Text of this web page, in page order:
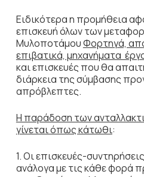
Ειδικότερα η προμήθεια
επισκευή όλων των
ΜυλοποτάμουΦορτηγά,
επιβατικά, μηχανήματα
και επισκευές που θα
διάρκεια της σύμβασης
απρόβλεπτες.
Η παράδοση των
γίνεται όπως κάτωθι:
1. Οι επισκευές-
ανάλογα με τις κάθε φορά